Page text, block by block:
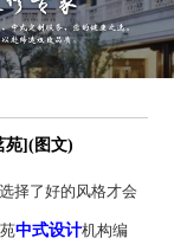
苑](图文)
择了好的风格才会
中式设计机构编